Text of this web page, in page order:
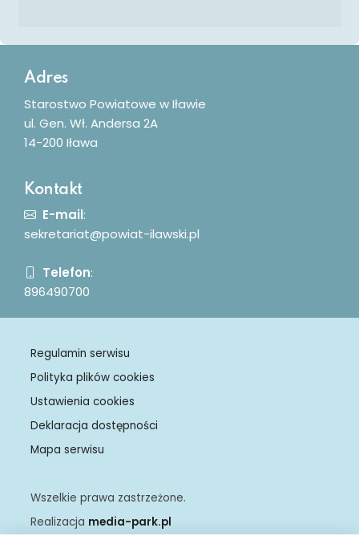
Adres
Starostwo Powiatowe w Iławie
ul. Gen. Wł. Andersa 2A
14-200 Iława
Kontakt
E-mail:
sekretariat@powiat-ilawski.pl
Telefon:
896490700
Regulamin serwisu
Polityka plików cookies
Ustawienia cookies
Deklaracja dostępności
Mapa serwisu
Wszelkie prawa zastrzeżone.
Realizacja media-park.pl